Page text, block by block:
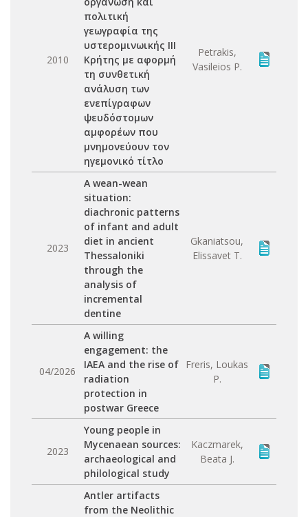
2010
πολιτική
γεωγραφία της
υστερομινωικής III
Κρήτης με αφορμή
τη συνθετική
ανάλυση των
ενεπίγραφων
ψευδόστομων
αμφορέων που
μνημονεύουν τον
ηγεμονικό τίτλο
Petrakis,
Vasileios P.
2023
A wean-wean
situation:
diachronic patterns
of infant and adult
diet in ancient
Thessaloniki
through the
analysis of
incremental
dentine
Gkaniatsou,
Elissavet T.
04/2026
A willing
engagement: the
IAEA and the rise of
radiation
protection in
postwar Greece
Freris, Loukas
P.
2023
Young people in
Mycenaean sources:
archaeological and
philological study
Kaczmarek,
Beata J.
Αntler artifacts
from the Neolithic